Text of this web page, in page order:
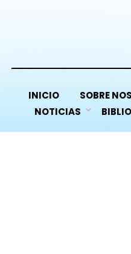
INICIO SOBRE
NOTICIAS